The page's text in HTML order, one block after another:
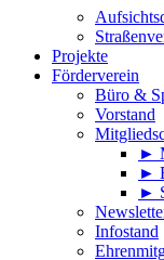
Projekte
Förderverein
Büro &
Vorstand
►
►
►
Infostand